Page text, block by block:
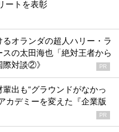
ートを表彰
オランダの超人ハリー・ラ
の太田海也「絶対王者から
際対談②》
PR
輩出も“グラウンドがなかっ
カデミーを変えた『企業版
PR